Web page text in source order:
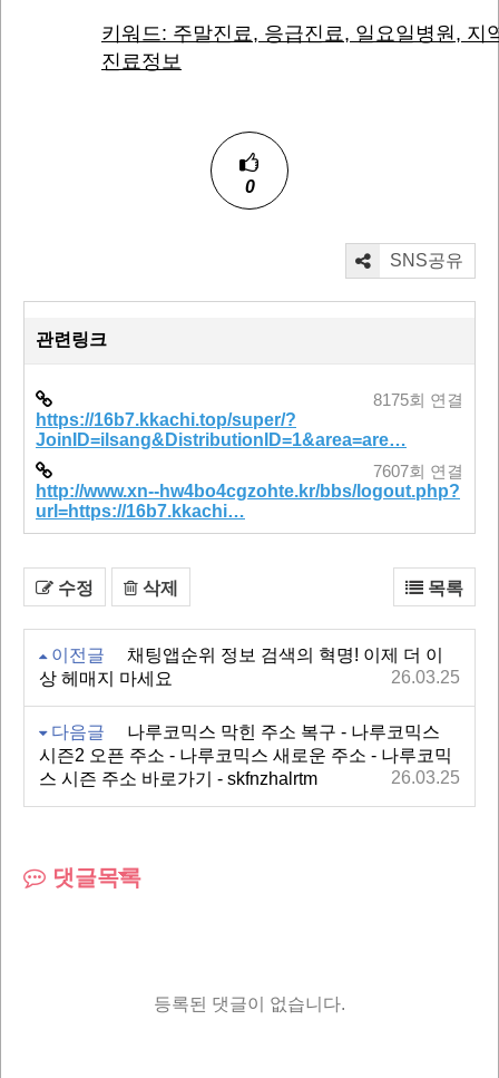
키워드: 주말진료, 응급진료, 일요일병원, 지
진료정보
0
SNS공유
관련링크
https://16b7.kkachi.top/super/?
JoinID=ilsang&DistributionID=1&area=are…
8175회 연결
http://www.xn--hw4bo4cgzohte.kr/bbs/logout.php?
url=https://16b7.kkachi…
7607회 연결
수정 삭제 목록
이전글
채팅앱순위 정보 검색의 혁명! 이제 더 이
상 헤매지 마세요
26.03.25
다음글
나루코믹스 막힌 주소 복구 - 나루코믹스
시즌2 오픈 주소 - 나루코믹스 새로운 주소 - 나루코믹
스 시즌 주소 바로가기 - skfnzhalrtm
26.03.25
댓글목록
등록된 댓글이 없습니다.